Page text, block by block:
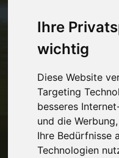
Ihre
wichtig
Diese Website
Targeting
besseres
und die
Ihre Bedürfnisse
Technologien